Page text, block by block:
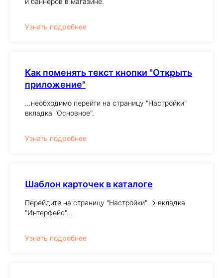
Узнать подробнее
Как поменять текст кнопки "Открыть
приложение"
...необходимо перейти на страницу "Настройки"
вкладка "Основное".
Узнать подробнее
Шаблон карточек в каталоге
Перейдите на страницу "Настройки" -> вкладка
"Интерфейс"...
Узнать подробнее